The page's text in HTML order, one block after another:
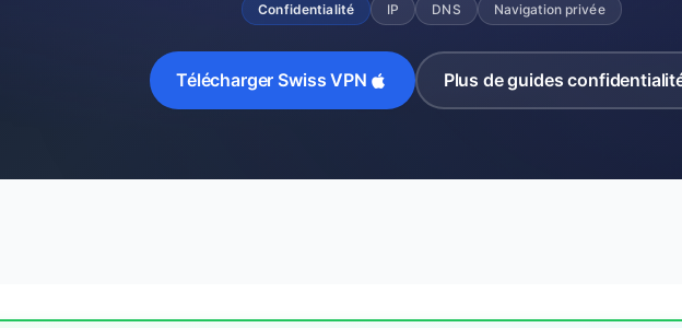
Confidentialité IP DNS Navigation privée
Télécharger Swiss VPN Plus de guides